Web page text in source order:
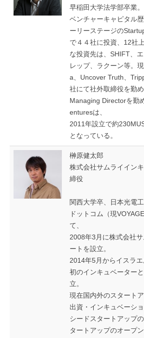
早稲田大学法学部卒業
ベンチャーキャピタル
ーリーステージの
で４４社に投資、12社
な投資先は、SHIFT、
レップ、ラクーン等。
a、Uncover Truth、
社にて社外取締役を勤
Managing Directorを勤
enturesは、
2011年設立で約
となっている。
榊原健太郎
株式会社サムライイン
締役
関西大学卒、日本光電
ドットコム（現
て、
2008年3月に株式会社
ートを設立。
2014年5月からイスラ
初のインキュベーター
立。
現在国内外のスタート
出資・インキュベーショ
シードスタートアップ
タートアップのオープ